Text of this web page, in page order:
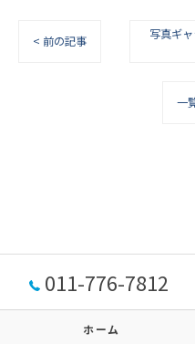
< 前の記事
写真ギ
一
011-776-7812
ホーム